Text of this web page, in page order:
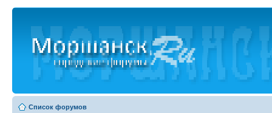
Список форумов